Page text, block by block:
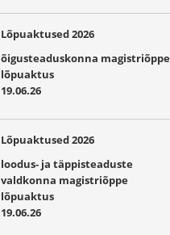
Lõpuaktused 2026
õigusteaduskonna magistriõppe
lõpuaktus
19.06.26
Lõpuaktused 2026
loodus- ja täppisteaduste
valdkonna magistriõppe
lõpuaktus
19.06.26